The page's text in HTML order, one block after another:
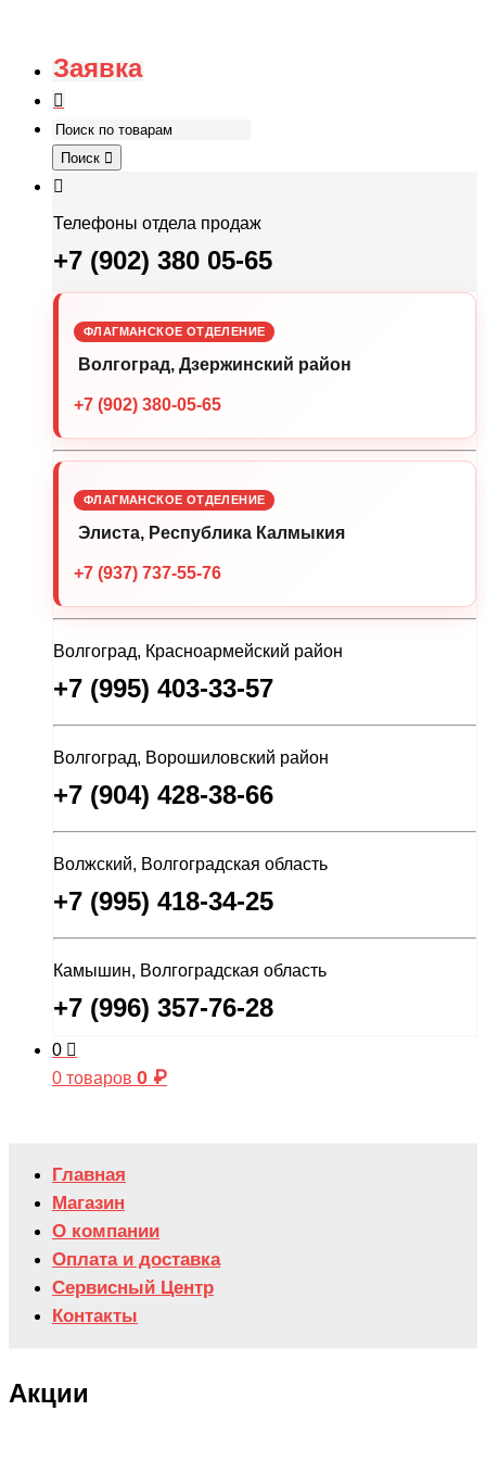
Заявка
Поиск
Телефоны отдела продаж
+7 (902) 380 05-65
ФЛАГМАНСКОЕ ОТДЕЛЕНИЕ
Волгоград, Дзержинский район
+7 (902) 380-05-65
ФЛАГМАНСКОЕ ОТДЕЛЕНИЕ
Элиста, Республика Калмыкия
+7 (937) 737-55-76
Волгоград, Красноармейский район
+7 (995) 403-33-57
Волгоград, Ворошиловский район
+7 (904) 428-38-66
Волжский, Волгоградская область
+7 (995) 418-34-25
Камышин, Волгоградская область
+7 (996) 357-76-28
0
0 товаров 0 ₽
Главная
Магазин
О компании
Оплата и доставка
Сервисный Центр
Контакты
Акции